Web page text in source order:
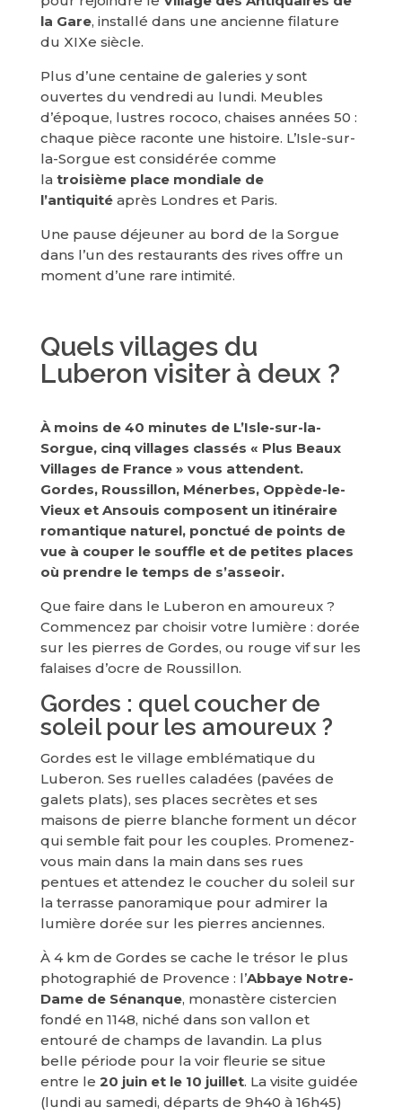
la Gare, installé dans une ancienne filature
du XIXe siècle.
Plus d’une centaine de galeries y sont
ouvertes du vendredi au lundi. Meubles
d’époque, lustres rococo, chaises années 50 :
chaque pièce raconte une histoire. L’Isle-sur-
la-Sorgue est considérée comme
la troisième place mondiale de
l’antiquitéaprès Londres et Paris.
Une pause déjeuner au bord de la Sorgue
dans l’un des restaurants des rives offre un
moment d’une rare intimité.
Quels villages du
Luberon visiter à deux ?
À moins de 40 minutes de L’Isle-sur-la-
Sorgue, cinq villages classés « Plus Beaux
Villages de France » vous attendent.
Gordes, Roussillon, Ménerbes, Oppède-le-
Vieux et Ansouis composent un itinéraire
romantique naturel, ponctué de points de
vue à couper le souffle et de petites places
où prendre le temps de s’asseoir.
Que faire dans le Luberon en amoureux ?
Commencez par choisir votre lumière : dorée
sur les pierres de Gordes, ou rouge vif sur les
falaises d’ocre de Roussillon.
Gordes : quel coucher de
soleil pour les amoureux ?
Gordes est le village emblématique du
Luberon. Ses ruelles caladées (pavées de
galets plats), ses places secrètes et ses
maisons de pierre blanche forment un décor
qui semble fait pour les couples. Promenez-
vous main dans la main dans ses rues
pentues et attendez le coucher du soleil sur
la terrasse panoramique pour admirer la
lumière dorée sur les pierres anciennes.
À 4 km de Gordes se cache le trésor le plus
photographié de Provence : l’Abbaye Notre-
Dame de Sénanque, monastère cistercien
fondé en 1148, niché dans son vallon et
entouré de champs de lavandin. La plus
belle période pour la voir fleurie se situe
entre le 20 juin et le 10 juillet. La visite guidée
(lundi au samedi, départs de 9h40 à 16h45)